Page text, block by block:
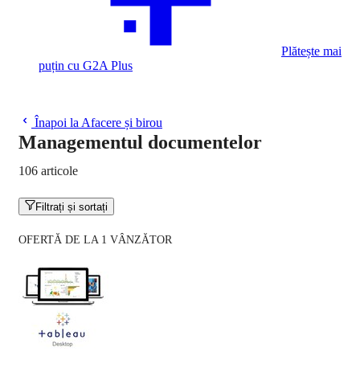
Plătește mai
puțin cu G2A Plus
Înapoi la Afacere și birou
Managementul documentelor
106 articole
Filtrați și sortați
OFERTĂ DE LA 1 VÂNZĂTOR